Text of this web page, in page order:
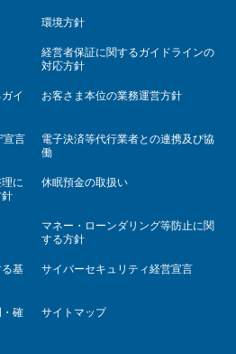
環境方針
経営者保証に関するガイドラインの
対応方針
イ
お客さま本位の業務運営方針
宣言
電子決済等代行業者との連携及び協
働
に
休眠預金の取扱い
マネー・ローンダリング等防止に関
する方針
基
サイバーセキュリティ経営宣言
確
サイトマップ